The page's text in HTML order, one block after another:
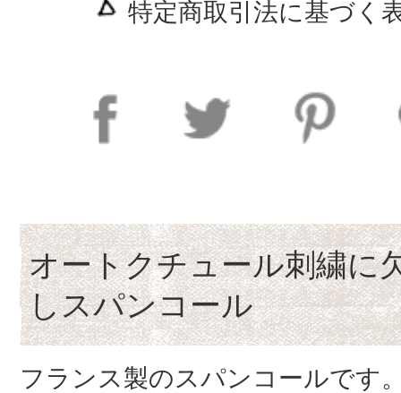
特定商取引法に基づく
オートクチュール刺繍に
しスパンコール
フランス製のスパンコールです